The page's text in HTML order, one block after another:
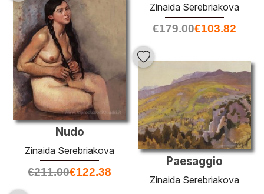
Zinaida Serebriakova
€179.00€103.82
Nudo
Zinaida Serebriakova
€211.00€122.38
Paesaggio
Zinaida Serebriakova